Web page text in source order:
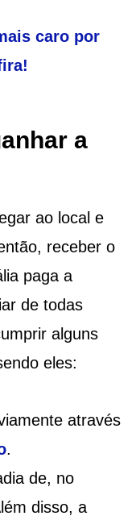
caro por
a
ao local e
receber o
paga a
de todas
alguns
eles:
através
.
de, no
disso, a